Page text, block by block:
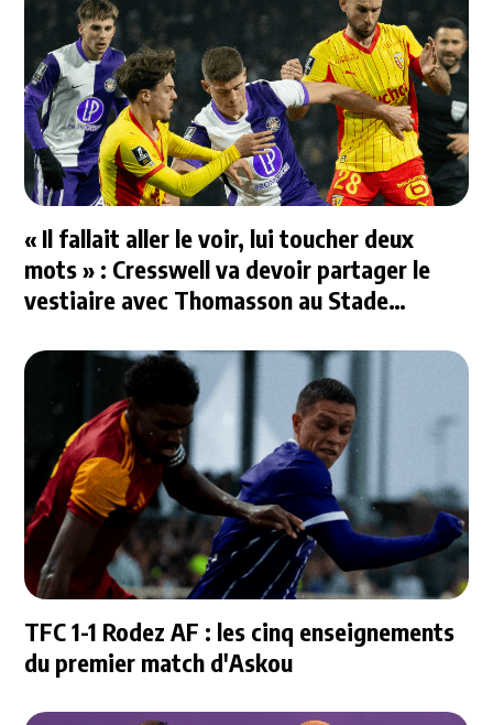
« Il fallait aller le voir, lui toucher deux
mots » : Cresswell va devoir partager le
vestiaire avec Thomasson au Stade
TFC 1-1 Rodez AF : les cinq enseignements
du premier match d'Askou